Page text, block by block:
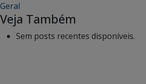
Geral
Veja Também
Sem posts recentes disponíveis.